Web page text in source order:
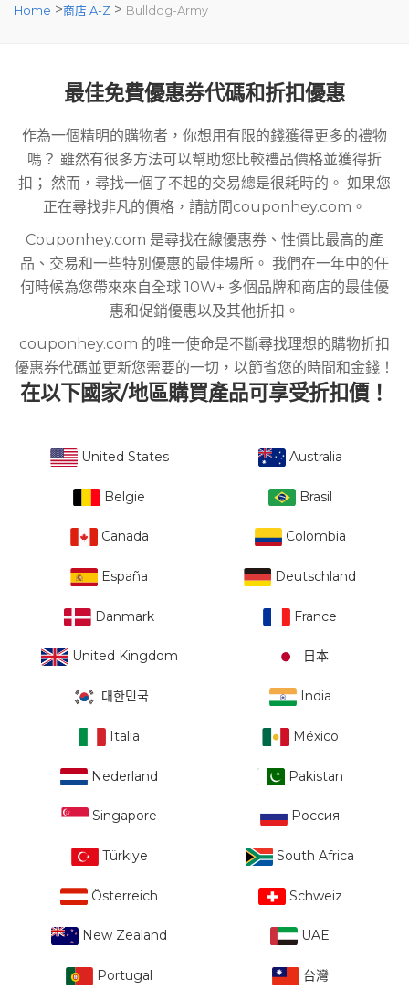
Home >商店 A-Z > Bulldog-Army
最佳免費優惠券代碼和折扣優惠
作為一個精明的購物者，你想用有限的錢獲得更多的禮物
嗎？ 雖然有很多方法可以幫助您比較禮品價格並獲得折
扣； 然而，尋找一個了不起的交易總是很耗時的。 如果您
正在尋找非凡的價格，請訪問couponhey.com。
Couponhey.com 是尋找在線優惠券、性價比最高的產
品、交易和一些特別優惠的最佳場所。 我們在一年中的任
何時候為您帶來來自全球 10W+ 多個品牌和商店的最佳優
惠和促銷優惠以及其他折扣。
couponhey.com 的唯一使命是不斷尋找理想的購物折扣
優惠券代碼並更新您需要的一切，以節省您的時間和金錢！
在以下國家/地區購買產品可享受折扣價！
United States Australia
Belgie Brasil
Canada Colombia
España Deutschland
Danmark France
United Kingdom 日本
대한민국 India
Italia México
Nederland Pakistan
Singapore Россия
Türkiye South Africa
Österreich Schweiz
New Zealand UAE
Portugal 台灣